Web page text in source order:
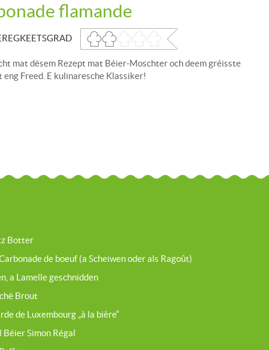
flamande
mat dësem Rezept mat Béier-Moschter och deem gréisste
eng Freed. E kulinaresche Klassiker!
Botter
de boeuf (a Scheiwen oder als Ragoût)
a Lamelle geschnidden
Brout
de Luxembourg „à la bière“
Béier Simon Régal